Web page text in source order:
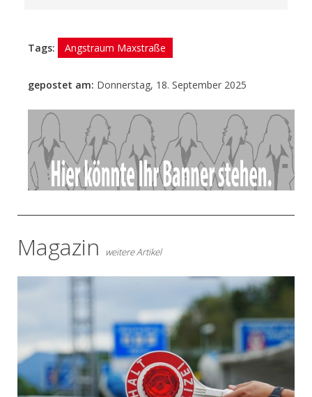
Tags: Angstraum Maxstraße
gepostet am: Donnerstag, 18. September 2025
- Anzeige -
Magazin weitere Artikel